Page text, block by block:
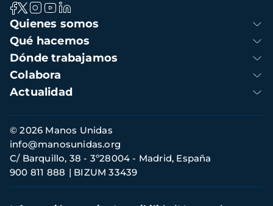
Navegación
principal
Quienes somos
Qué hacemos
Dónde trabajamos
Colabora
Actualidad
Información
de
contacto
© 2026 Manos Unidas
C/ Barquillo, 38 - 3º28004 - Madrid, España
900 811 888
BIZUM 33439
info@manosunidas.org